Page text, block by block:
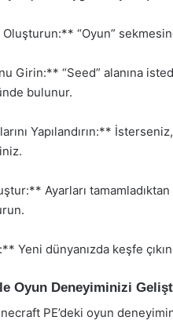
“Oyun”
Girin:** “Seed” alanına
bulunur.
Yapılandırın:**
Ayarları
Yeni dünyanızda keşfe
Oyun Deneyiminizi
PE’deki oyun